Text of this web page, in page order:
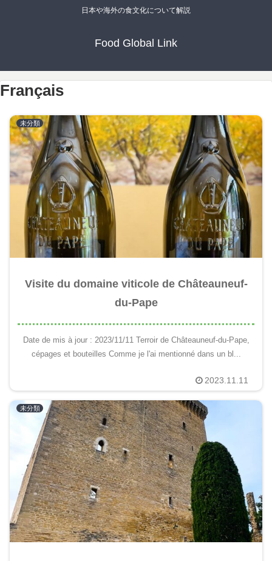
日本や海外の食文化について解説
Food Global Link
Français
未分類
Visite du domaine viticole de Châteauneuf-
du-Pape
Date de mis à jour : 2023/11/11 Terroir de Châteauneuf-du-Pape,
cépages et bouteilles Comme je l'ai mentionné dans un bl...
2023.11.11
未分類